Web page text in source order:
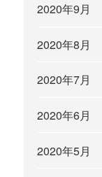
2020年9月
2020年8月
2020年7月
2020年6月
2020年5月